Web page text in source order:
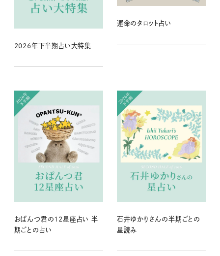
2026年下半期占い大特集
運命のタロット占い
おぱんつ君の12星座占い 半
期ごとの占い
石井ゆかりさんの半期ごとの
星読み